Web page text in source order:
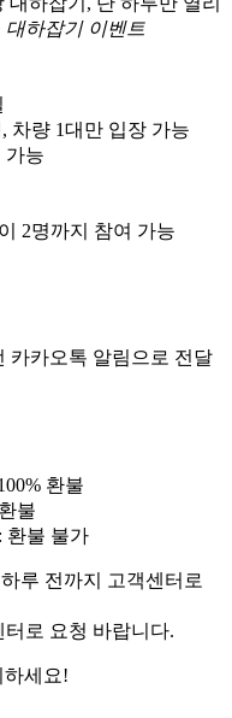
대하잡기 이벤트
차량 1대만 입장 가능
가능
2명까지 참여 가능
카카오톡 알림으로 전달
환불
불
환불 불가
루 전까지 고객센터로
로 요청 바랍니다.
하세요!